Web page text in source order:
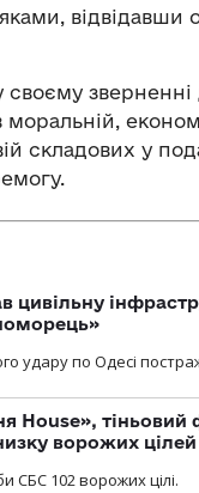
відвідавши
своєму
складових у
цивільну
удару по Одесі
House»,
ворожих цілей
СБС 102 ворожих цілі.